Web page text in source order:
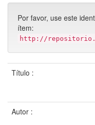
Por favor, use este
ítem:
http://
Título :
Autor :